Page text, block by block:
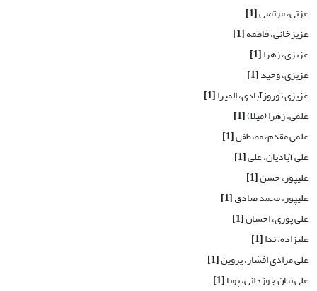
عزتی، مرتضی[1]
عزیزخانی، فاطمه[1]
عزیزی، زهرا[1]
عزیزی، وحید[1]
عزیزی نوروزآبادی، المیرا[1]
علمی، زهرا (میلا)[1]
علمی مقدم، مصطفی[1]
علی آبادیان، علی[1]
علیپور، حسن[1]
علیپور، محمد صادق[1]
علی پوری، احسان[1]
علیزاده، ندا[1]
علی مرادی افشار، پروین[1]
علی نیان جوزدانی، پویا[1]